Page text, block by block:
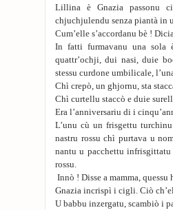
Lillina è Gnazia passonu
chjuchjulendu senza piantà in
Cum’elle s’accordanu bè !
In fatti furmavanu una sola
quattr’ochji, dui nasi, duie
stessu curdone umbilicale,
Chì crepò, un ghjornu, sta
Chì curtellu staccò e duie
Era l’anniversariu di i
L’unu cù un frisgettu
nastru rossu chì purtava u
nantu u pacchettu
rossu.
Innò ! Disse a mamma,
Gnazia incrispì i cigli. Ciò
U babbu inzergatu, scambiò i